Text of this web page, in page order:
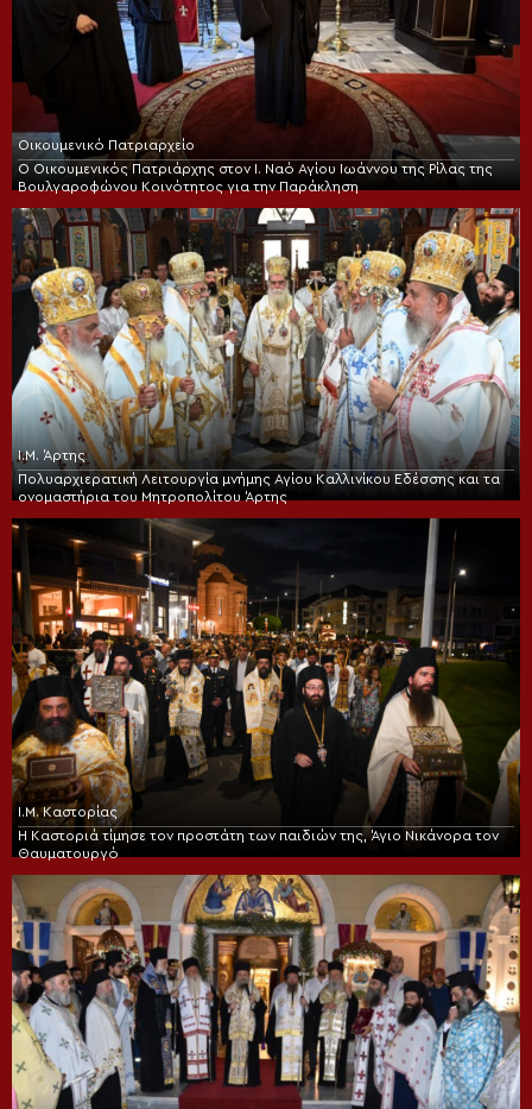
Οικουμενικό Πατριαρχείο
Ο Οικουμενικός Πατριάρχης στον I. Ναό Αγίου Ιωάννου της Ρίλας της
Βουλγαροφώνου Κοινότητος για την Παράκληση
Ι.Μ. Άρτης
Πολυαρχιερατική Λειτουργία μνήμης Αγίου Καλλινίκου Εδέσσης και τα
ονομαστήρια του Μητροπολίτου Άρτης
Ι.Μ. Καστορίας
Η Καστοριά τίμησε τον προστάτη των παιδιών της, Άγιο Νικάνορα τον
Θαυματουργό